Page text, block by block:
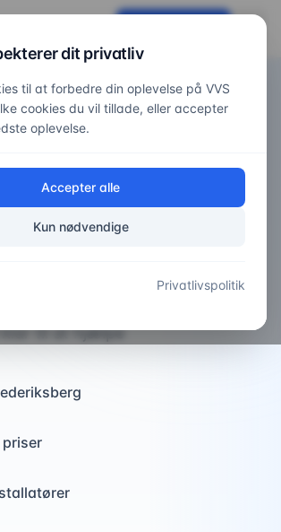
iFrederiksberg
VVS-
service på Frederiksberg og
klar til at hjælpe
priser
dit privatliv
til at forbedre din oplevelse på VVS
cookies du vil tillade, eller accepter
oplevelse.
Accepter alle
Kun nødvendige
Privatlivspolitik